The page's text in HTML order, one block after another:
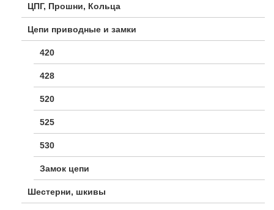
ЦПГ, Прошни, Кольца
Цепи приводные и замки
420
428
520
525
530
Замок цепи
Шестерни, шкивы